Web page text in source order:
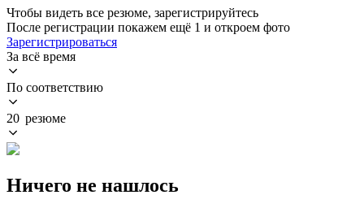
Чтобы видеть все резюме, зарегистрируйтесь
После регистрации покажем ещё 1 и откроем фото
Зарегистрироваться
За всё время
По соответствию
20 резюме
Ничего не нашлось